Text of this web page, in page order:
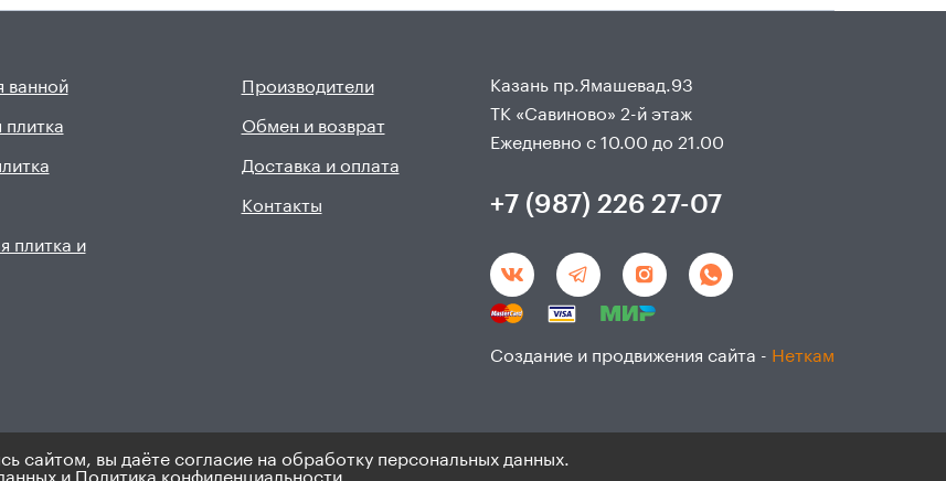
ванной
плитка
плитка и
Производители
Обмен и возврат
Доставка и оплата
Контакты
Казань пр.Ямашевад.93
ТК «Савиново» 2-й этаж
Ежедневно с 10.00 до 21.00
+7 (987) 226 27-07
Создание и продвижения сайта - Неткам
публичной офертой.Политика по персональным данным и согласие на ихобработку
сайтом, вы даёте согласие на обработку персональных данных.
и Политика конфиденциальности.